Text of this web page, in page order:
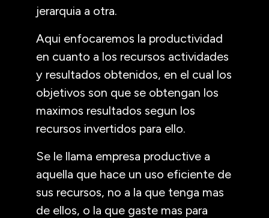
jerarquia a otra.
Aqui enfocaremos la productividad
en cuanto a los recursos actividades
y resultados obtenidos, en el cual los
objetivos son que se obtengan los
maximos resultados segun los
recursos invertidos para ello.
Se le llama empresa productive a
aquella que hace un uso eficiente de
sus recursos, no a la que tenga mas
de ellos, o la que gaste mas para